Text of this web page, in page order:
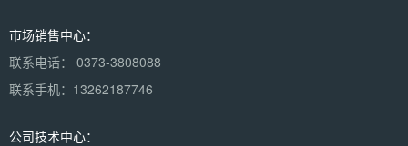
市场销售中心：
联系电话： 0373-3808088
联系手机：13262187746
公司技术中心：